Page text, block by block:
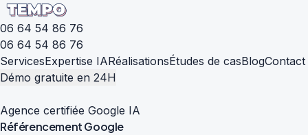
06 64 54 86 76
06 64 54 86 76
ServicesExpertise IARéalisationsÉtudes de casBlogContact
Démo gratuite en 24H
Agence certifiée Google IA
RéférencementGoogle